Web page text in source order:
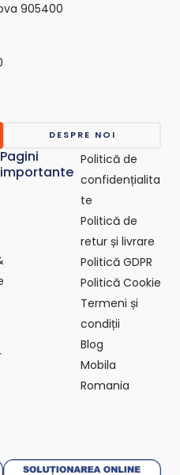
Pagini
importante
Politică de
confidențialita
te
Politică de
retur și livrare
Politică GDPR
Politică Cookie
Termeni și
condiții
Blog
Mobila
Romania
905400
DESPRE NOI